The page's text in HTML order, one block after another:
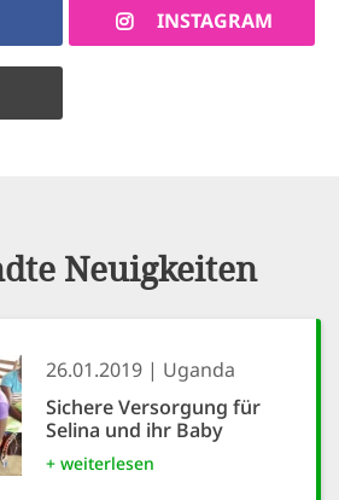
INSTAGRAM
Neuigkeiten
26.01.2019
Uganda
Sichere Versorgung für
Selina und ihr Baby
+ weiterlesen